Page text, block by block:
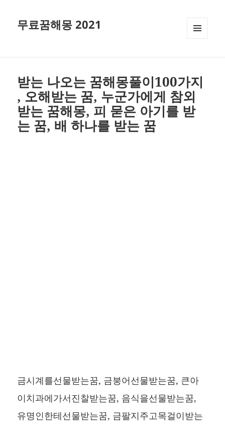
무료꿈해몽 2021
받는 나오는 꿈해몽풀이100가지
, 오해받는 꿈, 누군가에게 참외
받는 꿈해몽, 피 묻은 아기를 받
는 꿈, 배 하나를 받는 꿈
금시계를선물받는꿈, 금붕어선물받는꿈, 큰아
이치과에가서진찰받는꿈, 음식을선물받는꿈,
유명인한테선물받는꿈, 금팔지주고목걸이받는